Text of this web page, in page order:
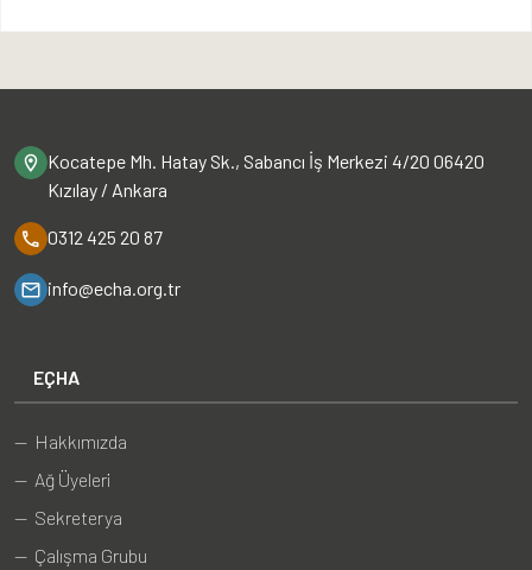
Kocatepe Mh. Hatay Sk., Sabancı İş Merkezi 4/20 06420
Kızılay / Ankara
0312 425 20 87
info@echa.org.tr
EÇHA
— Hakkımızda
— Ağ Üyeleri
— Sekreterya
— Çalışma Grubu